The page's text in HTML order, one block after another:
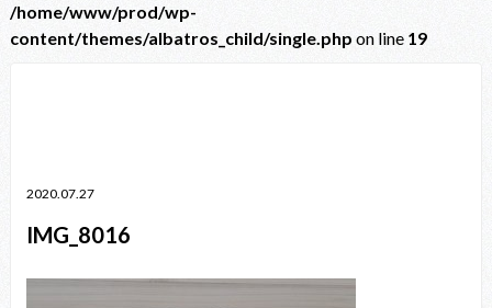
/home/www/prod/wp-
content/themes/albatros_child/single.php on line 19
2020.07.27
IMG_8016